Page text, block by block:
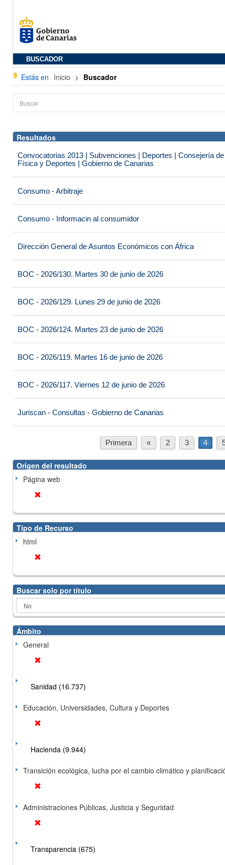
BUSCADOR
Estás en Inicio > Buscador
Resultados
Convocatorias 2013 | Subvenciones | Deportes | Consejería
Física y Deportes | Gobierno de Canarias
Consumo - Arbitraje
Consumo - Informacin al consumidor
Dirección General de Asuntos Económicos con África
BOC - 2026/130. Martes 30 de junio de 2026
BOC - 2026/129. Lunes 29 de junio de 2026
BOC - 2026/124. Martes 23 de junio de 2026
BOC - 2026/119. Martes 16 de junio de 2026
BOC - 2026/117. Viernes 12 de junio de 2026
Juriscan - Consultas - Gobierno de Canarias
Primera « 2 3 4
Origen del resultado
Página web
Tipo de Recurso
html
Buscar solo por título
Ámbito
General
Sanidad (16.737)
Educación, Universidades, Cultura y Deportes
Hacienda (9.944)
Transición ecológica, lucha por el cambio climático y
Administraciones Públicas, Justicia y Seguridad
Transparencia (675)